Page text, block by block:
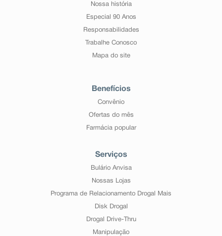
Nossa história
Especial 90 Anos
Responsabilidades
Trabalhe Conosco
Mapa do site
Benefícios
Convênio
Ofertas do mês
Farmácia popular
Serviços
Bulário Anvisa
Nossas Lojas
Programa de Relacionamento Drogal Mais
Disk Drogal
Drogal Drive-Thru
Manipulação